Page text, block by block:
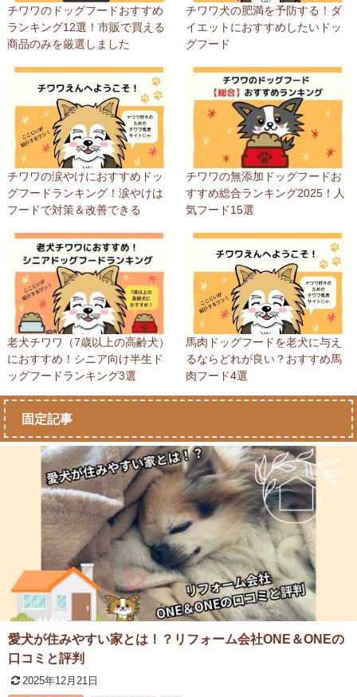
チワワのドッグフードおすすめ
ランキング12選！市販で買える
商品のみを厳選しました
チワワ犬の肥満を予防する！ダ
イエットにおすすめしたいドッ
グフード
チワワの涙やけにおすすめドッ
グフードランキング！涙やけは
フードで対策＆改善できる
チワワの無添加ドッグフードお
すすめ総合ランキング2025！人
気フード15選
老犬チワワ（7歳以上の高齢犬）
におすすめ！シニア向け半生ド
ッグフードランキング3選
馬肉ドッグフードを老犬に与え
るならどれが良い？おすすめ馬
肉フード4選
固定記事
愛犬が住みやすい家とは！？リフォーム会社ONE＆ONEの
口コミと評判
2025年12月21日